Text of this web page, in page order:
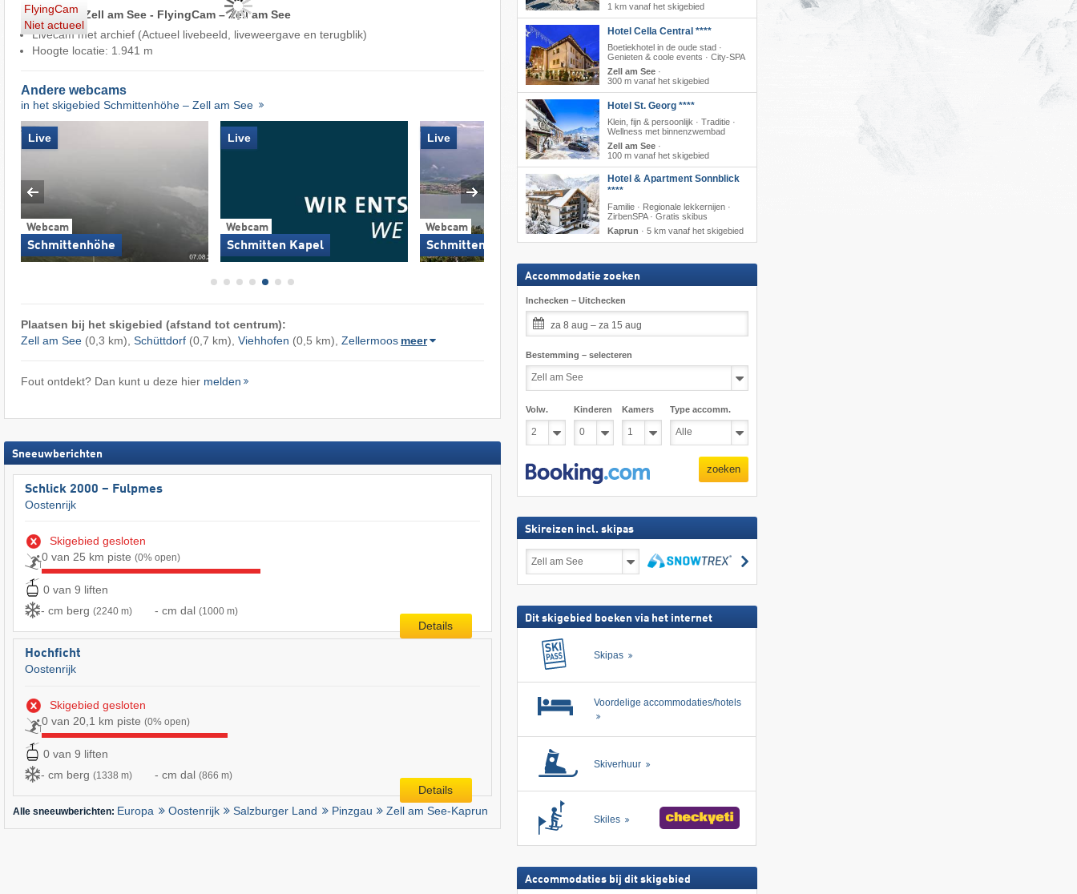
FlyingCam
Niet actueel
Livestream Zell am See - FlyingCam – Zell am See
Livecam met archief (Actueel livebeeld, liveweergave en terugblik)
Hoogte locatie: 1.941 m
Andere webcams
in het skigebied Schmittenhöhe – Zell am See
Webcam
Schmittenhöhe
Live
Webcam
Schmitten Kapel
Live
Webcam
Schmitten See
Live
Webcam
Mitterberg bij
Thumersbach/Schmittenhöhe (1.000
Plaatsen bij het skigebied (afstand tot centrum):
Zell am See(0,3 km), Schüttdorf(0,7 km), Viehhofen (0,5 km), Zellermoos meer
Fout ontdekt? Dan kunt u deze hier melden
Sneeuwberichten
Schlick 2000 – Fulpmes
Oostenrijk
Skigebied gesloten
0 van 25 km piste (0% open)
0 van 9 liften
- cm berg (2240 m) - cm dal (1000 m)
Details
Hochficht
Oostenrijk
Skigebied gesloten
0 van 20,1 km piste (0% open)
0 van 9 liften
- cm berg (1338 m) - cm dal (866 m)
Details
Alle sneeuwberichten: Europa Oostenrijk Salzburger Land Pinzgau Zell am See-Kaprun
1 km vanaf het skigebied
Hotel Cella Central ****
Boetiekhotel in de oude stad ·
Genieten & coole events · City-SPA
Zell am See·
300 m vanaf het skigebied
Hotel St. Georg ****
Klein, fijn & persoonlijk · Traditie ·
Wellness met binnenzwembad
Zell am See·
100 m vanaf het skigebied
Hotel & Apartment Sonnblick
****
Familie · Regionale lekkernijen ·
ZirbenSPA · Gratis skibus
Kaprun · 5 km vanaf het skigebied
Accommodatie zoeken
Inchecken – Uitchecken
za 8 aug – za 15 aug
Bestemming – selecteren
Volw. Kinderen Kamers Type accomm.
zoeken
Skireizen incl. skipas
incl.
zoeken
Dit skigebied boeken via het internet
Skipas
Voordelige accommodaties/hotels
Skiverhuur
Skiles
Accommodaties bij dit skigebied